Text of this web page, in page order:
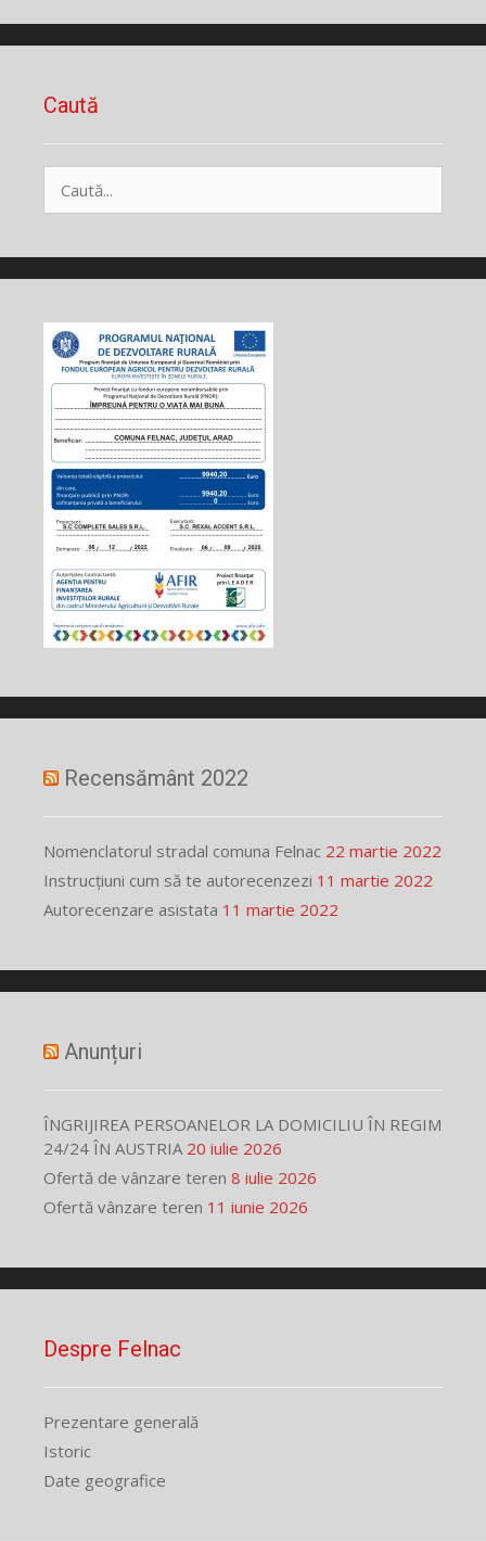
Caută
după:
Recensământ 2022
Nomenclatorul stradal comuna Felnac 22 martie 2022
Instrucțiuni cum să te autorecenzezi 11 martie 2022
Autorecenzare asistata 11 martie 2022
Anunțuri
ÎNGRIJIREA PERSOANELOR LA DOMICILIU ÎN REGIM
24/24 ÎN AUSTRIA 20 iulie 2026
Ofertă de vânzare teren 8 iulie 2026
Ofertă vânzare teren 11 iunie 2026
Despre Felnac
Prezentare generală
Istoric
Date geografice